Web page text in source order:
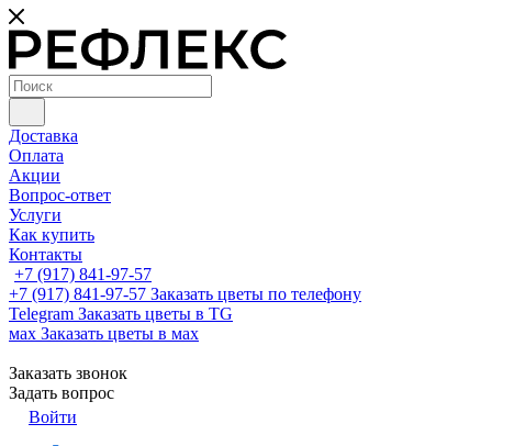
Доставка
Оплата
Акции
Вопрос-ответ
Услуги
Как купить
Контакты
+7 (917) 841-97-57
+7 (917) 841-97-57 Заказать цветы по телефону
Telegram Заказать цветы в TG
мах Заказать цветы в мах
Заказать звонок
Задать вопрос
Войти